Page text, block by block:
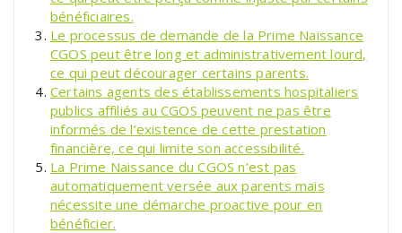
bénéficiaires.
Le processus de demande de la Prime Naissance
CGOS peut être long et administrativement lourd,
ce qui peut décourager certains parents.
Certains agents des établissements hospitaliers
publics affiliés au CGOS peuvent ne pas être
informés de l’existence de cette prestation
financière, ce qui limite son accessibilité.
La Prime Naissance du CGOS n’est pas
automatiquement versée aux parents mais
nécessite une démarche proactive pour en
bénéficier.